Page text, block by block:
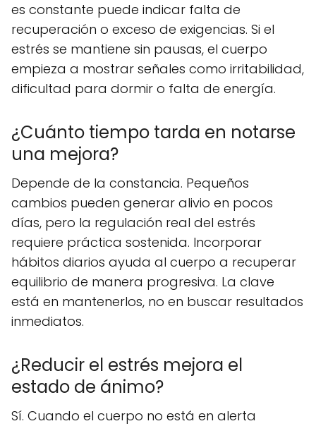
es constante puede indicar falta de
recuperación o exceso de exigencias. Si el
estrés se mantiene sin pausas, el cuerpo
empieza a mostrar señales como irritabilidad,
dificultad para dormir o falta de energía.
¿Cuánto tiempo tarda en notarse
una mejora?
Depende de la constancia. Pequeños
cambios pueden generar alivio en pocos
días, pero la regulación real del estrés
requiere práctica sostenida. Incorporar
hábitos diarios ayuda al cuerpo a recuperar
equilibrio de manera progresiva. La clave
está en mantenerlos, no en buscar resultados
inmediatos.
¿Reducir el estrés mejora el
estado de ánimo?
Sí. Cuando el cuerpo no está en alerta